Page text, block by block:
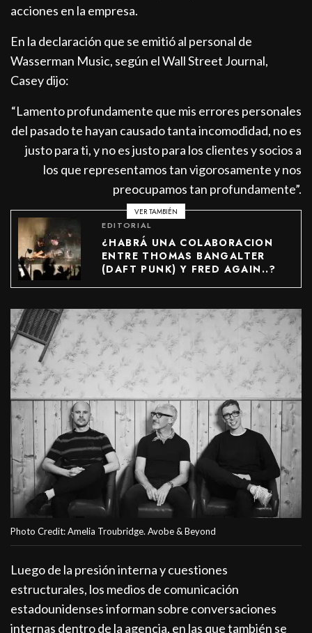
acciones en la empresa.
En la declaración que se emitió al personal de
Wasserman Music, según el Wall Street Journal,
Casey dijo:
“Lamento profundamente que mis errores personales
del pasado te hayan causado tanta incomodidad, no es
justo para ti, y no es justo para los clientes y socios a
los que representamos tan vigorosamente y nos
preocupamos tan profundamente”.
VER TAMBIÉN
EDITORIAL
¿HABRÁ UNA COLABORACION
ENTRE THOMAS BANGALTER
(DAFT PUNK) Y FRED AGAIN..?
Photo Credit: Amelia Troubridge. Avobe & Beyond
Luego de la presión interna y cuestiones
estructurales, los medios de comunicación
estadounidenses informan sobre conversaciones
internas dentro de la agencia, en las que también se